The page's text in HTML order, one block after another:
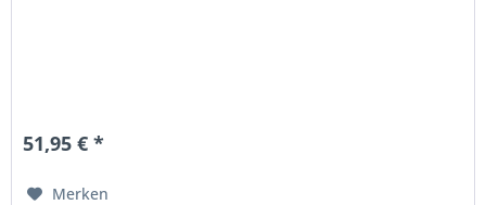
51,95 € *
Merken